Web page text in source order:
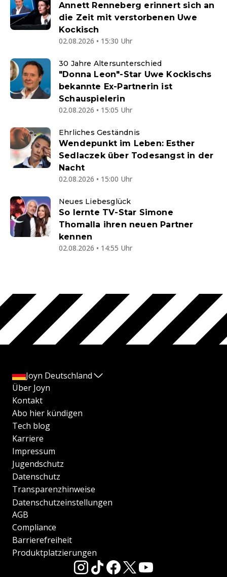
Annett Renneberg erinnert sich an
die Zeit mit verstorbenen Uwe
Kockisch
02.08.2026 • 15:30 Uhr
30 Jahre Altersunterschied
"Donna Leon"-Star Uwe Kockischs
bekannte Ex-Partnerin ist
Schauspielerin
02.08.2026 • 15:05 Uhr
Ehrliches Geständnis
Wendepunkt im Leben: Esther
Sedlaczek über Todesangst in der
Nacht
02.08.2026 • 15:00 Uhr
Neues Liebesglück
So lernte TV-Star Simone
Thomalla ihren neuen Partner
kennen
02.08.2026 • 14:55 Uhr
Joyn Deutschland
Über Joyn
Kontakt
Abo hier kündigen
Tech blog
Karriere
Impressum
Jugendschutz
Datenschutz
Transparenzhinweise
Datenschutzeinstellungen
AGB
Compliance
Barrierefreiheit
Produktplatzierungen